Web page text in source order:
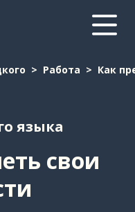
Работа Как
языка
свои